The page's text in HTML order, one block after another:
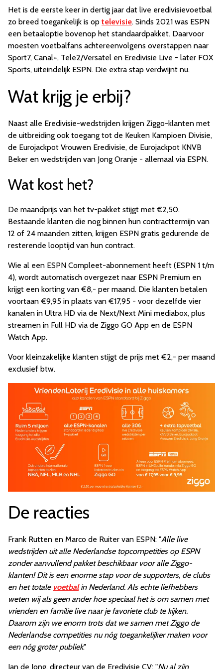
Het is de eerste keer in dertig jaar dat live eredivisievoetbal
zo breed toegankelijk is op televisie. Sinds 2021 was ESPN
een betaaloptie bovenop het standaardpakket. Daarvoor
moesten voetbalfans achtereenvolgens overstappen naar
Sport7, Canal+, Tele2/Versatel en Eredivisie Live - later FOX
Sports, uiteindelijk ESPN. Die extra stap verdwijnt nu.
Wat krijg je erbij?
Naast alle Eredivisie-wedstrijden krijgen Ziggo-klanten met
de uitbreiding ook toegang tot de Keuken Kampioen Divisie,
de Eurojackpot Vrouwen Eredivisie, de Eurojackpot KNVB
Beker en wedstrijden van Jong Oranje - allemaal via ESPN.
Wat kost het?
De maandprijs van het tv-pakket stijgt met €2,50.
Bestaande klanten die nog binnen hun contracttermijn van
12 of 24 maanden zitten, krijgen ESPN gratis gedurende de
resterende looptijd van hun contract.
Wie al een ESPN Compleet-abonnement heeft (ESPN 1 t/m
4), wordt automatisch overgezet naar ESPN Premium en
krijgt een korting van €8,- per maand. Die klanten betalen
voortaan €9,95 in plaats van €17,95 - voor dezelfde vier
kanalen in Ultra HD via de Next/Next Mini mediabox, plus
streamen in Full HD via de Ziggo GO App en de ESPN
Watch App.
Voor kleinzakelijke klanten stijgt de prijs met €2,- per maand
exclusief btw.
De reacties
Frank Rutten en Marco de Ruiter van ESPN: "Alle live
wedstrijden uit alle Nederlandse topcompetities op ESPN
zonder aanvullend pakket beschikbaar voor alle Ziggo-
klanten! Dit is een enorme stap voor de supporters, de clubs
en het totale voetbalin Nederland. Als echte liefhebbers
weten wij als geen ander hoe speciaal het is om samen met
vrienden en familie live naar je favoriete club te kijken.
Daarom zijn we enorm trots dat we samen met Ziggo de
Nederlandse competities nu nóg toegankelijker maken voor
een nóg groter publiek."
Jan de Jong, directeur van de Eredivisie CV: "Nu al zijn